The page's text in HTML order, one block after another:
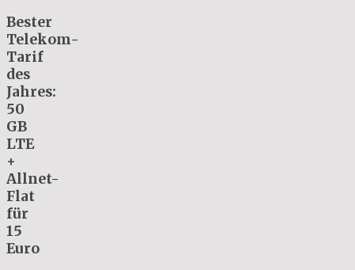
Bester
Telekom-
Tarif
des
Jahres:
50
GB
LTE
+
Allnet-
Flat
für
15
Euro